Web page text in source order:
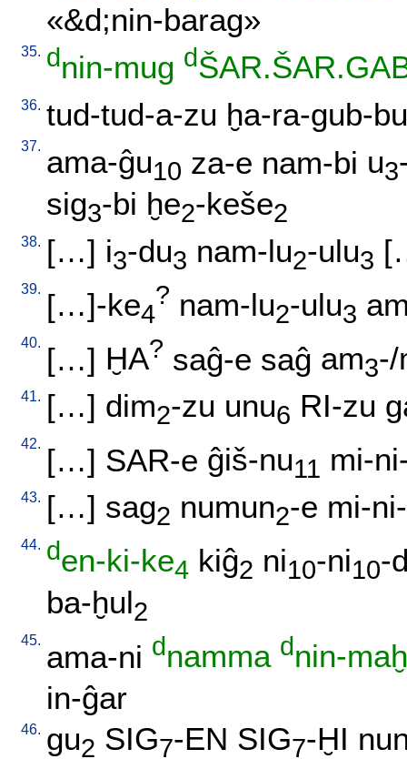
«&d;nin-barag»
35. dnin-mug d
36. tud-tud-a-zu ḫa-ra-gub-
37. ama-ĝu10 za-e nam-bi u3
sig3-bi ḫe2-keše2
38. […] i3-du3 nam-lu2-ulu3 [
39. […]-ke4
? nam-lu2-ulu3
40. […] ḪA? saĝ-e saĝ am3
41. […] dim2-zu unu6 RI-zu
42. […] SAR-e ĝiš-nu11 mi-
43. […] sag2 numun2-e mi-
44. den-ki-ke4 kiĝ2 ni10-ni10-
ba-ḫul2
45. ama-ni dnamma dnin-
in-ĝar
46. gu2 SIG7-EN SIG7-ḪI